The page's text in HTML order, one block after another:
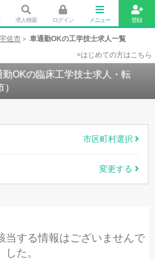
求人検索 ログイン メニュー 登録
宇佐市
車通勤OKの工学技士求人一覧
>はじめての方はこちら
勤OKの臨床工学技士求人・転
市区町村選択
変更する
当する情報はございませんで
した。